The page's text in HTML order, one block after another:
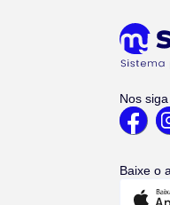
Nos
Baixe o